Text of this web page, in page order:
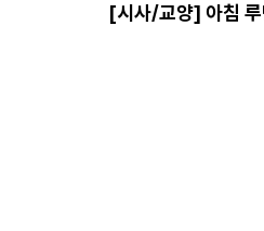
[시사/교양] 아침 루